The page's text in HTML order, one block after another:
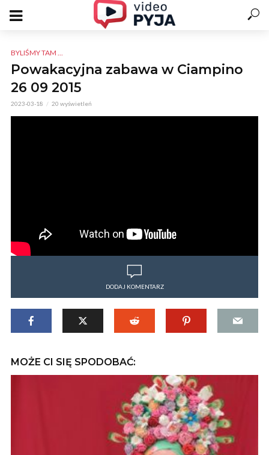
BYLIŚMY TAM ...
Powakacyjna zabawa w Ciampino
26 09 2015
2023-03-18 20 wyświetleń
DODAJ KOMENTARZ
MOŻE CI SIĘ SPODOBAĆ: